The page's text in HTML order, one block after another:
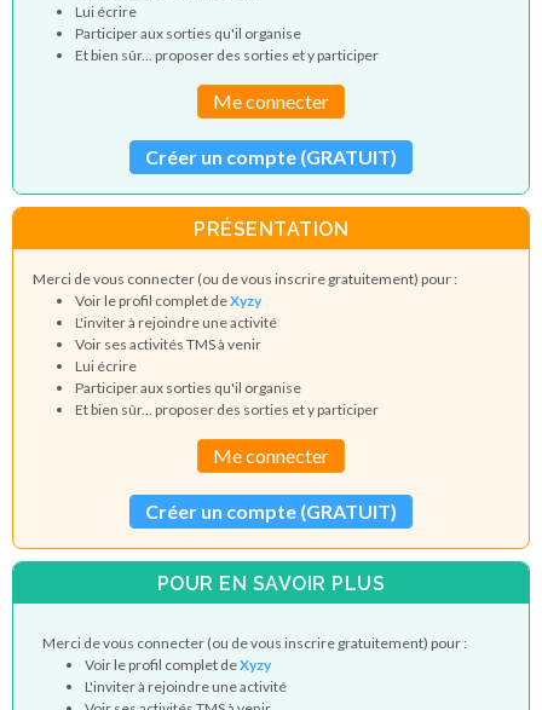
Lui écrire
Participer aux sorties qu'il organise
Et bien sûr... proposer des sorties et y participer
Me connecter
Créer un compte (GRATUIT)
PRÉSENTATION
Merci de vous connecter (ou de vous inscrire gratuitement) pour :
Voir le profil complet deXyzy
L'inviter à rejoindre une activité
Voir ses activités TMS à venir
Lui écrire
Participer aux sorties qu'il organise
Et bien sûr... proposer des sorties et y participer
Me connecter
Créer un compte (GRATUIT)
POUR EN SAVOIR PLUS
Merci de vous connecter (ou de vous inscrire gratuitement) pour :
Voir le profil complet deXyzy
L'inviter à rejoindre une activité